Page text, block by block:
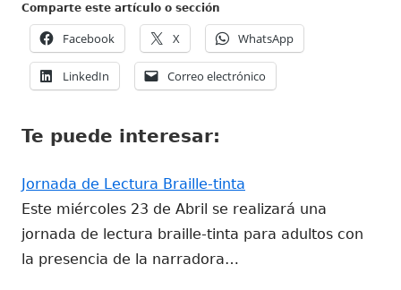
Comparte este artículo o sección
Facebook
en
X
en
una
WhatsApp
en
LinkedIn
en
ventana
Correo electrónico
en
Te puede interesar:
Jornada de Lectura Braille-tinta
Este miércoles 23 de Abril se realizará una
jornada de lectura braille-tinta para adultos con
la presencia de la narradora…